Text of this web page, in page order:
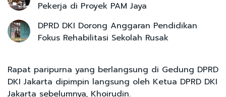
Pekerja di Proyek PAM Jaya
DPRD DKI Dorong Anggaran Pendidikan
Fokus Rehabilitasi Sekolah Rusak
Rapat paripurna yang berlangsung di Gedung DPRD
DKI Jakarta dipimpin langsung oleh Ketua DPRD DKI
Jakarta sebelumnya, Khoirudin.